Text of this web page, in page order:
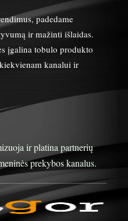
padedame
ir mažinti išlaidas.
įgalina tobulo produkto
kanalui ir
ir platina partnerių
prekybos kanalus.